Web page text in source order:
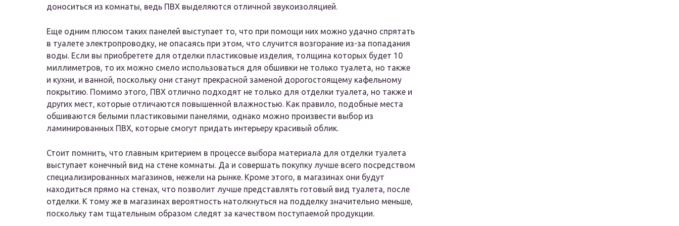
доноситься из комнаты, ведь ПВХ выделяются отличной звукоизоляцией.
Еще одним плюсом таких панелей выступает то, что при помощи них можно удачно спрятать
в туалете электропроводку, не опасаясь при этом, что случится возгорание из-за попадания
воды. Если вы приобретете для отделки пластиковые изделия, толщина которых будет 10
миллиметров, то их можно смело использоваться для обшивки не только туалета, но также
и кухни, и ванной, поскольку они станут прекрасной заменой дорогостоящему кафельному
покрытию. Помимо этого, ПВХ отлично подходят не только для отделки туалета, но также и
других мест, которые отличаются повышенной влажностью. Как правило, подобные места
обшиваются белыми пластиковыми панелями, однако можно произвести выбор из
ламинированных ПВХ, которые смогут придать интерьеру красивый облик.
Стоит помнить, что главным критерием в процессе выбора материала для отделки туалета
выступает конечный вид на стене комнаты. Да и совершать покупку лучше всего посредством
специализированных магазинов, нежели на рынке. Кроме этого, в магазинах они будут
находиться прямо на стенах, что позволит лучше представлять готовый вид туалета, после
отделки. К тому же в магазинах вероятность натолкнуться на подделку значительно меньше,
поскольку там тщательным образом следят за качеством поступаемой продукции.